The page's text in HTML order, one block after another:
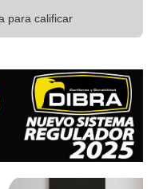
para calificar